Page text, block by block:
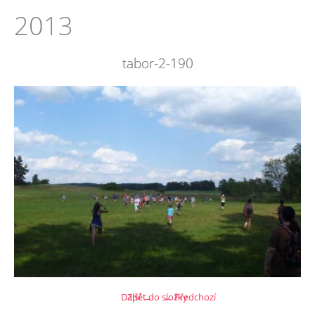
2013
tabor-2-190
← Předchozí
Další →
Zpět do složky